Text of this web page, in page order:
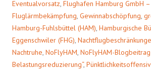
Eventualvorsatz Flughafen Hamburg GmbH –
Fluglärmbekämpfung Gewinnabschöpfung
Hamburg-Fuhlsbüttel (HAM) Hamburgische
Eggenschwiler (FHG)
Nachtruhe NoFlyHAM NoFlyHAM-
Belastungsreduzierung“,